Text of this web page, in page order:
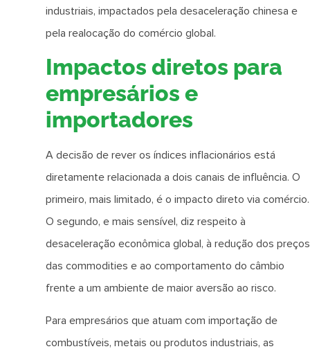
industriais, impactados pela desaceleração chinesa e
pela realocação do comércio global.
Impactos diretos para
empresários e
importadores
A decisão de rever os índices inflacionários está
diretamente relacionada a dois canais de influência. O
primeiro, mais limitado, é o impacto direto via comércio.
O segundo, e mais sensível, diz respeito à
desaceleração econômica global, à redução dos preços
das commodities e ao comportamento do câmbio
frente a um ambiente de maior aversão ao risco.
Para empresários que atuam com importação de
combustíveis, metais ou produtos industriais, as